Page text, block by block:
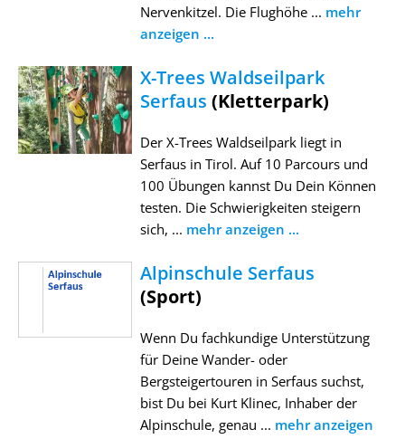
Nervenkitzel. Die Flughöhe ... mehr
anzeigen ...
X-Trees Waldseilpark
Serfaus (Kletterpark)
Der X-Trees Waldseilpark liegt in
Serfaus in Tirol. Auf 10 Parcours und
100 Übungen kannst Du Dein Können
testen. Die Schwierigkeiten steigern
sich, ... mehr anzeigen ...
Alpinschule Serfaus
(Sport)
Wenn Du fachkundige Unterstützung
für Deine Wander- oder
Bergsteigertouren in Serfaus suchst,
bist Du bei Kurt Klinec, Inhaber der
Alpinschule, genau ... mehr anzeigen